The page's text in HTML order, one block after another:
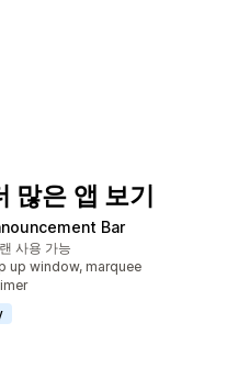
많은 앱 보기
Bar
사용 가능
up window, marquee